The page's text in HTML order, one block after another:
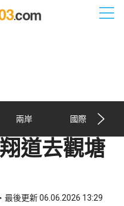
兩岸 國際
道去觀塘
最後更新 06.06.2026 13:29